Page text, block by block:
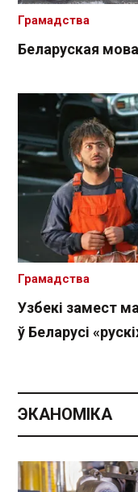
Беларуская
Грамадства
Узбекі замест
ў Беларусі
Грамадства
ЭКАНОМІКА